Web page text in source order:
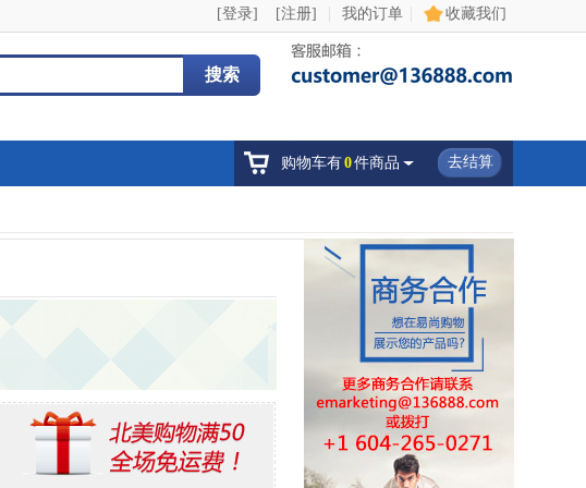
[登录] [注册] 我的订单 收藏我们
搜索
购物车有0件商品 去结算